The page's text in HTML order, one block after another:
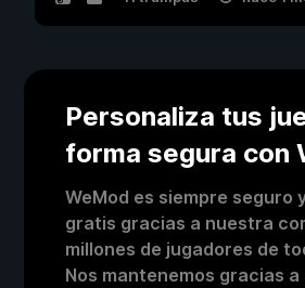
Personaliza tus
forma segura con
WeMod es siempre seguro
gratis gracias a nuestra
millones de jugadores de
Nos mantenemos gracias a